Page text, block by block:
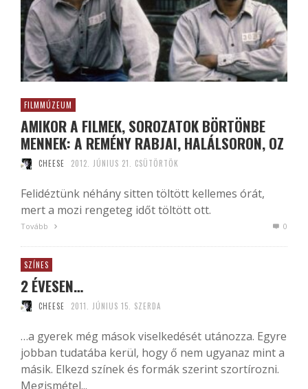
FILMMÚZEUM
AMIKOR A FILMEK, SOROZATOK BÖRTÖNBE
MENNEK: A REMÉNY RABJAI, HALÁLSORON, OZ
CHEESE 2012. JÚNIUS 21. CSÜTÖRTÖK
Felidéztünk néhány sitten töltött kellemes órát,
mert a mozi rengeteg időt töltött ott.
Tovább 0
SZÍNES
2 ÉVESEN…
CHEESE 2011. JÚNIUS 15. SZERDA
…a gyerek még mások viselkedését utánozza. Egyre
jobban tudatába kerül, hogy ő nem ugyanaz mint a
másik. Elkezd színek és formák szerint szortírozni.
Megismétel...